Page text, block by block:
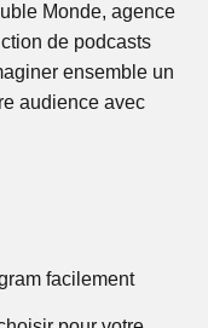
Monde, agence
de podcasts
ensemble un
audience avec
facilement